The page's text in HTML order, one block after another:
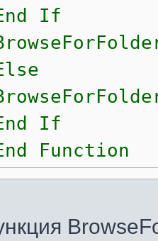
If
If
Function